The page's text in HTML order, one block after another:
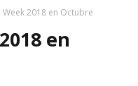
Week 2018 en Octubre
en